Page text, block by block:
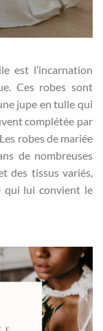
est l’incarnation
Ces robes sont
jupe en tulle qui
complétée par
robes de mariée
de nombreuses
des tissus variés,
qui lui convient le